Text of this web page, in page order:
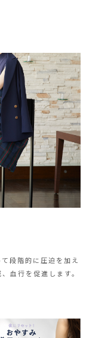
段階的に圧迫を加え
血行を促進します。